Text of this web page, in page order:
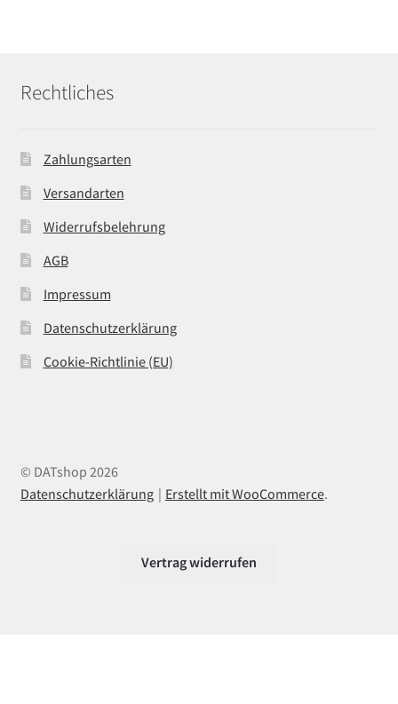
Rechtliches
Zahlungsarten
Versandarten
Widerrufsbelehrung
AGB
Impressum
Datenschutzerklärung
Cookie-Richtlinie (EU)
© DATshop 2026
Datenschutzerklärung
Erstellt mit WooCommerce.
Vertrag widerrufen